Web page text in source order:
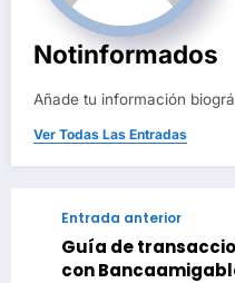
Notinformados
Añade tu información
Ver Todas Las Entradas
Entrada anterior
Guía de
con